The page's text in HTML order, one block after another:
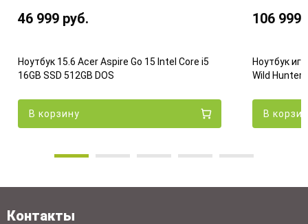
46 999 руб.
Ноутбук 15.6 Acer Aspire Go 15 Intel Core i5
16GB SSD 512GB DOS
В корзину
106 999
Ноутбук
Wild Hunter
В
Контакты